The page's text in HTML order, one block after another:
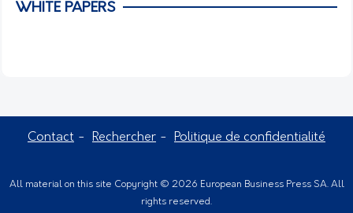
WHITE PAPERS
Contact Rechercher Politique de confidentialité
All material on this site Copyright © 2026 European Business Press SA. All
rights reserved.